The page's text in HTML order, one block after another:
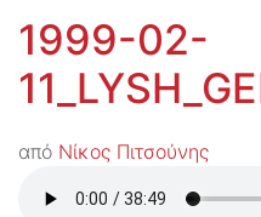
1999-02-
από Νίκος Πιτσούνης